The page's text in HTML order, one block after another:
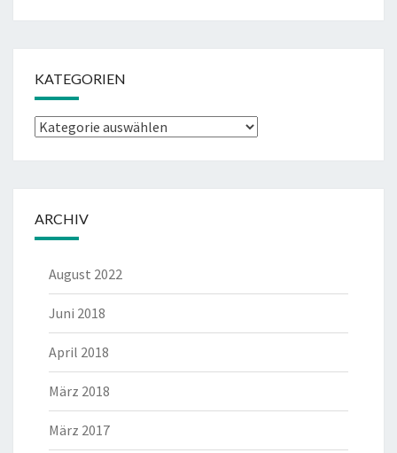
KATEGORIEN
Kategorien
ARCHIV
August 2022
Juni 2018
April 2018
März 2018
März 2017